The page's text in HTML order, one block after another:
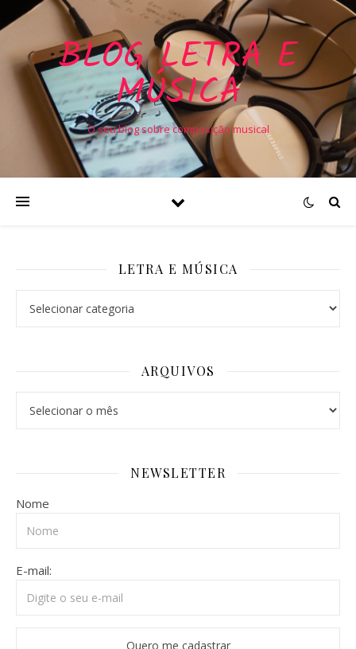
BLOG LETRA E
MÚSICA
O seu blog sobre composição musical
LETRA E MÚSICA
ARQUIVOS
NEWSLETTER
Nome
E-mail: